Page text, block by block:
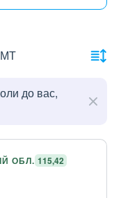
до вас,
ОБЛ. 115,42